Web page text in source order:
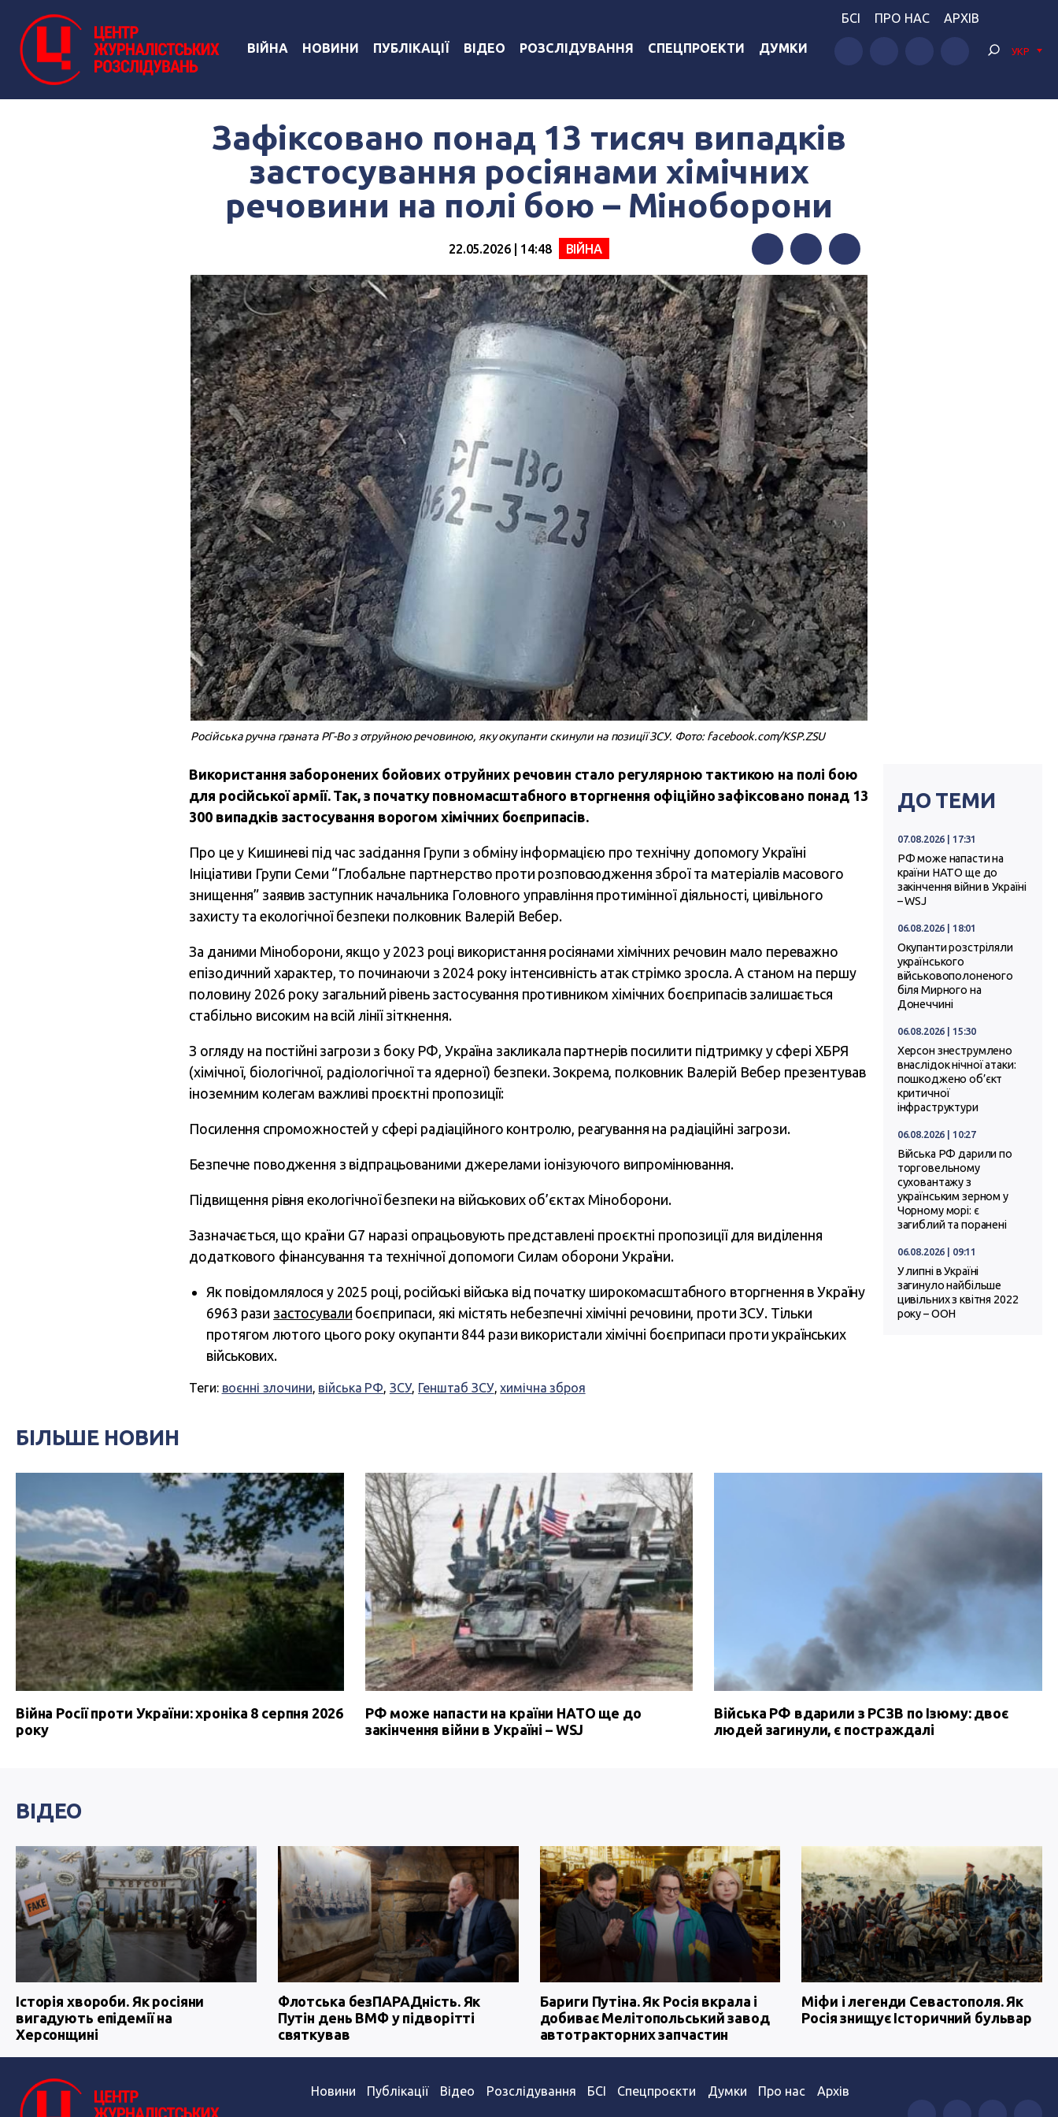
ВІЙНА НОВИНИ ПУБЛІКАЦІЇ ВІДЕО РОЗСЛІДУВАННЯ СПЕЦПРОЕКТИ ДУМКИ
БСІ ПРО НАС АРХІВ
УКР
Зафіксовано понад 13 тисяч випадків
застосування росіянами хімічних
речовини на полі бою – Міноборони
22.05.2026 | 14:48 ВІЙНА
FacebookTwitterTelegram
Російська ручна граната РГ-Во з отруйною речовиною, яку окупанти скинули на позиції ЗСУ. Фото: facebook.com/KSP.ZSU
Використання заборонених бойових отруйних речовин стало регулярною тактикою на полі бою
для російської армії. Так, з початку повномасштабного вторгнення офіційно зафіксовано понад 13
300 випадків застосування ворогом хімічних боєприпасів.
Про це у Кишиневі під час засідання Групи з обміну інформацією про технічну допомогу Україні
Ініціативи Групи Семи “Глобальне партнерство проти розповсюдження зброї та матеріалів масового
знищення” заявив заступник начальника Головного управління протимінної діяльності, цивільного
захисту та екологічної безпеки полковник Валерій Вебер.
За даними Міноборони, якщо у 2023 році використання росіянами хімічних речовин мало переважно
епізодичний характер, то починаючи з 2024 року інтенсивність атак стрімко зросла. А станом на першу
половину 2026 року загальний рівень застосування противником хімічних боєприпасів залишається
стабільно високим на всій лінії зіткнення.
З огляду на постійні загрози з боку РФ, Україна закликала партнерів посилити підтримку у сфері ХБРЯ
(хімічної, біологічної, радіологічної та ядерної) безпеки. Зокрема, полковник Валерій Вебер презентував
іноземним колегам важливі проєктні пропозиції:
Посилення спроможностей у сфері радіаційного контролю, реагування на радіаційні загрози.
Безпечне поводження з відпрацьованими джерелами іонізуючого випромінювання.
Підвищення рівня екологічної безпеки на військових об’єктах Міноборони.
Зазначається, що країни G7 наразі опрацьовують представлені проєктні пропозиції для виділення
додаткового фінансування та технічної допомоги Силам оборони України.
Як повідомлялося у 2025 році, російські війська від початку широкомасштабного вторгнення в Україну
6963 рази застосували боєприпаси, які містять небезпечні хімічні речовини, проти ЗСУ. Тільки
протягом лютого цього року окупанти 844 рази використали хімічні боєприпаси проти українських
військових.
Теги: воєнні злочини, війська РФ, ЗСУ, Генштаб ЗСУ,химічна зброя
ДО ТЕМИ
07.08.2026 | 17:31
РФ може напасти на
країни НАТО ще до
закінчення війни в Україні
– WSJ
06.08.2026 | 18:01
Окупанти розстріляли
українського
військовополоненого
біля Мирного на
Донеччині
06.08.2026 | 15:30
Херсон знеструмлено
внаслідок нічної атаки:
пошкоджено об’єкт
критичної
інфраструктури
06.08.2026 | 10:27
Війська РФ дарили по
торговельному
суховантажу з
українським зерном у
Чорному морі: є
загиблий та поранені
06.08.2026 | 09:11
У липні в Україні
загинуло найбільше
цивільних з квітня 2022
року – ООН
БІЛЬШЕ НОВИН
Війна Росії проти України: хроніка 8 серпня 2026
року
РФ може напасти на країни НАТО ще до
закінчення війни в Україні – WSJ
Війська РФ вдарили з РСЗВ по Ізюму: двоє
людей загинули, є постраждалі
ВІДЕО
Історія хвороби. Як росіяни
вигадують епідемії на
Херсонщині
Флотська безПАРАДність. Як
Путін день ВМФ у підворітті
святкував
Бариги Путіна. Як Росія вкрала і
добиває Мелітопольський завод
автотракторних запчастин
Міфи і легенди Севастополя. Як
Росія знищує Історичний бульвар
Новини Публікації Відео Розслідування БСІ Спецпроєкти Думки Про нас Архів